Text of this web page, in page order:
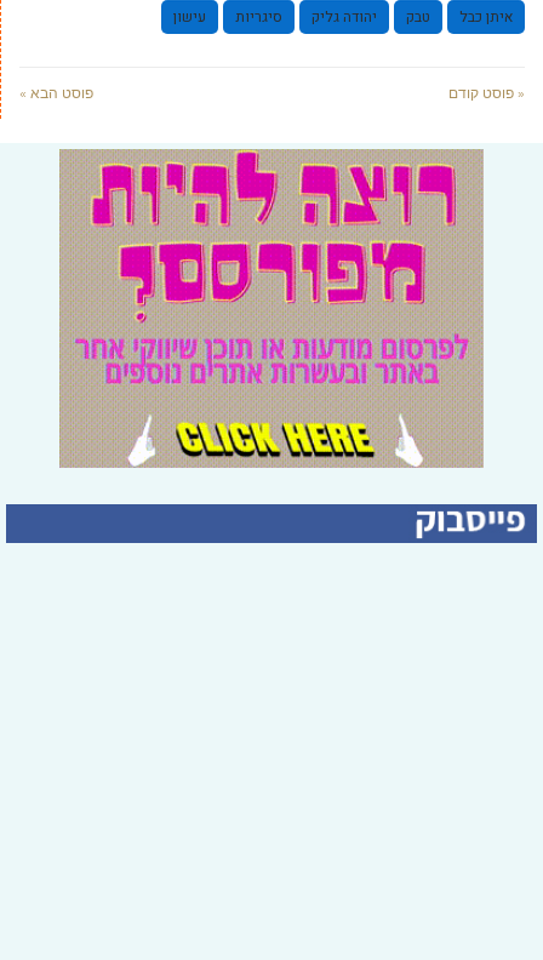
איתן כבל טבק יהודה גליק סיגריות עישון
« פוסט קודם פוסט הבא »